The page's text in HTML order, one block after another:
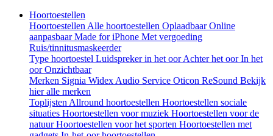
Hoortoestellen
Hoortoestellen Alle hoortoestellen OplaadbaarOnline
aanpasbaarMade for iPhone Met vergoeding
Ruis/tinnitusmaskeerder
Type hoortoestel Luidspreker in het oorAchter het oorIn het
oorOnzichtbaar
Merken Signia Widex Audio Service Oticon ReSound Bekijk
hier alle merken
Toplijsten Allround hoortoestellen Hoortoestellen sociale
situaties Hoortoestellen voor muziek Hoortoestellen voor de
natuurHoortoestellen voor het sporten Hoortoestellen met